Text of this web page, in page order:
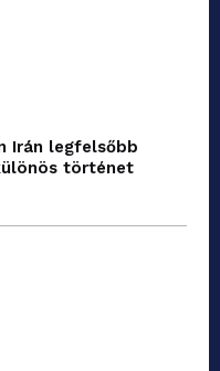
Irán legfelsőbb
történet